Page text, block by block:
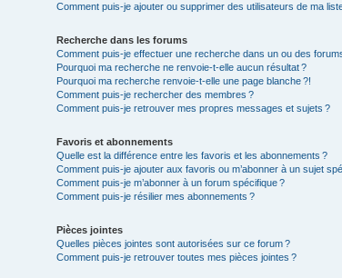
Comment puis-je ajouter ou supprimer des utilisateurs de ma liste
Recherche dans les forums
Comment puis-je effectuer une recherche dans un ou des
Pourquoi ma recherche ne renvoie-t-elle aucun résultat ?
Pourquoi ma recherche renvoie-t-elle une page blanche ?!
Comment puis-je rechercher des membres ?
Comment puis-je retrouver mes propres messages et sujets ?
Favoris et abonnements
Quelle est la différence entre les favoris et les abonnements ?
Comment puis-je ajouter aux favoris ou m’abonner à un sujet
Comment puis-je m’abonner à un forum spécifique ?
Comment puis-je résilier mes abonnements ?
Pièces jointes
Quelles pièces jointes sont autorisées sur ce forum ?
Comment puis-je retrouver toutes mes pièces jointes ?